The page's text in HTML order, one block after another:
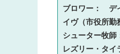
ブロワー：　デ
イヴ（市役所
シューター牧
レズリー・タ